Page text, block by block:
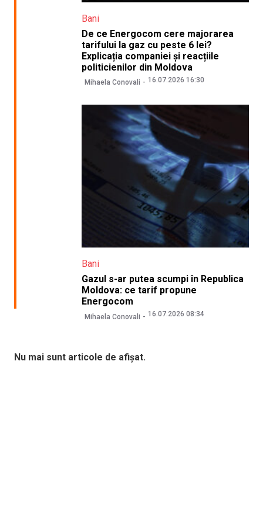
Bani
De ce Energocom cere majorarea
tarifului la gaz cu peste 6 lei?
Explicația companiei și reacțiile
politicienilor din Moldova
Mihaela Conovali 16.07.2026 16:30
Bani
Gazul s-ar putea scumpi în Republica
Moldova: ce tarif propune
Energocom
Mihaela Conovali 16.07.2026 08:34
Nu mai sunt articole de afișat.